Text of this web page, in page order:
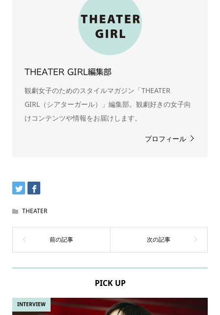
THEATER GIRL編集部
観劇女子のためのスタイルマガジン「THEATER
GIRL（シアターガール）」編集部。観劇好きの女子向
けコンテンツや情報をお届けします。
プロフィール
THEATER
PICK UP
INTERVIEW